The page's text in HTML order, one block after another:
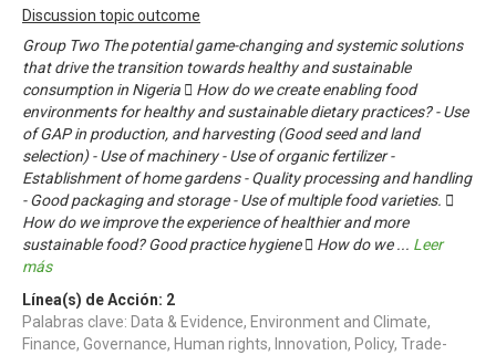
Discussion topic outcome
Group Two The potential game-changing and systemic solutions
that drive the transition towards healthy and sustainable
consumption in Nigeria  How do we create enabling food
environments for healthy and sustainable dietary practices? - Use
of GAP in production, and harvesting (Good seed and land
selection) - Use of machinery - Use of organic fertilizer -
Establishment of home gardens - Quality processing and handling
- Good packaging and storage - Use of multiple food varieties. 
How do we improve the experience of healthier and more
sustainable food? Good practice hygiene  How do we... Leer
más
Línea(s) de Acción: 2
Palabras clave: Data & Evidence, Environment and Climate,
Finance, Governance, Human rights, Innovation, Policy, Trade-